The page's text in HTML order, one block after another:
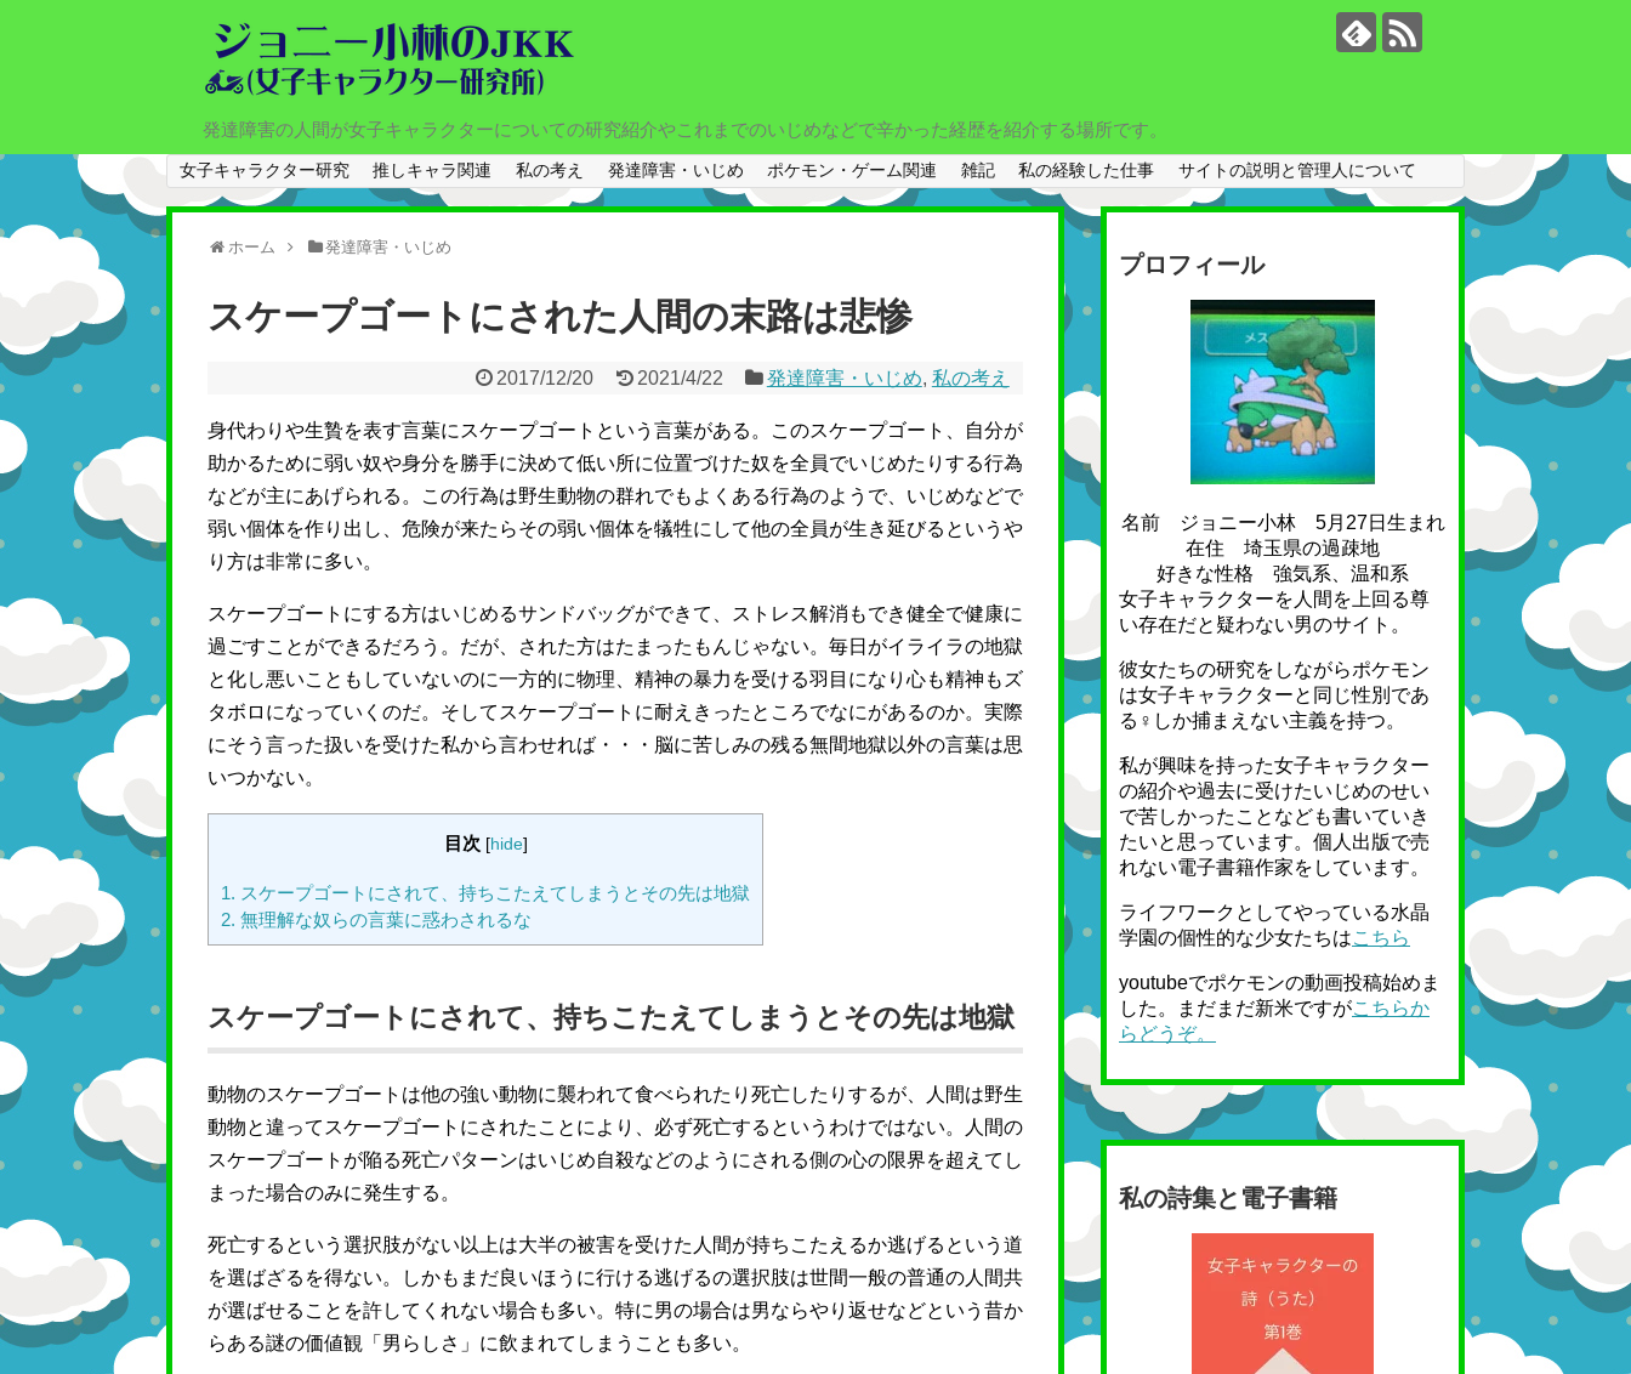
発達障害の人間が女子キャラクターについての研究紹介やこれまでのいじめなどで辛かった経歴を紹介する場所です。
女子キャラクター研究 推しキャラ関連 私の考え 発達障害・いじめ ポケモン・ゲーム関連 雑記 私の経験した仕事 サイトの説明と管理人について
ホーム 発達障害・いじめ
スケープゴートにされた人間の末路は悲惨
2017/12/20 2021/4/22 発達障害・いじめ, 私の考え
身代わりや生贄を表す言葉にスケープゴートという言葉がある。このスケープゴート、自分が
助かるために弱い奴や身分を勝手に決めて低い所に位置づけた奴を全員でいじめたりする行為
などが主にあげられる。この行為は野生動物の群れでもよくある行為のようで、いじめなどで
弱い個体を作り出し、危険が来たらその弱い個体を犠牲にして他の全員が生き延びるというや
り方は非常に多い。
スケープゴートにする方はいじめるサンドバッグができて、ストレス解消もでき健全で健康に
過ごすことができるだろう。だが、された方はたまったもんじゃない。毎日がイライラの地獄
と化し悪いこともしていないのに一方的に物理、精神の暴力を受ける羽目になり心も精神もズ
タボロになっていくのだ。そしてスケープゴートに耐えきったところでなにがあるのか。実際
にそう言った扱いを受けた私から言わせれば・・・脳に苦しみの残る無間地獄以外の言葉は思
いつかない。
目次 [hide]
1. スケープゴートにされて、持ちこたえてしまうとその先は地獄
2. 無理解な奴らの言葉に惑わされるな
スケープゴートにされて、持ちこたえてしまうとその先は地獄
動物のスケープゴートは他の強い動物に襲われて食べられたり死亡したりするが、人間は野生
動物と違ってスケープゴートにされたことにより、必ず死亡するというわけではない。人間の
スケープゴートが陥る死亡パターンはいじめ自殺などのようにされる側の心の限界を超えてし
まった場合のみに発生する。
死亡するという選択肢がない以上は大半の被害を受けた人間が持ちこたえるか逃げるという道
を選ばざるを得ない。しかもまだ良いほうに行ける逃げるの選択肢は世間一般の普通の人間共
が選ばせることを許してくれない場合も多い。特に男の場合は男ならやり返せなどという昔か
らある謎の価値観「男らしさ」に飲まれてしまうことも多い。
プロフィール
名前 ジョニー小林 5月27日生まれ
在住 埼玉県の過疎地
好きな性格 強気系、温和系
女子キャラクターを人間を上回る尊
い存在だと疑わない男のサイト。
彼女たちの研究をしながらポケモン
は女子キャラクターと同じ性別であ
る♀しか捕まえない主義を持つ。
私が興味を持った女子キャラクター
の紹介や過去に受けたいじめのせい
で苦しかったことなども書いていき
たいと思っています。個人出版で売
れない電子書籍作家をしています。
ライフワークとしてやっている水晶
学園の個性的な少女たちはこちら
youtubeでポケモンの動画投稿始めま
した。まだまだ新米ですがこちらか
らどうぞ。
私の詩集と電子書籍